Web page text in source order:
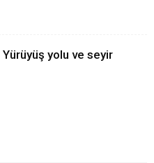
yolu ve seyir